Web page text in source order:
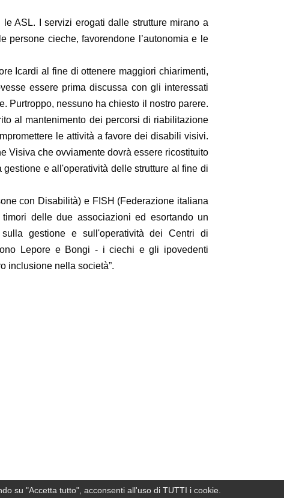
ASL. I servizi erogati dalle strutture mirano a
cieche, favorendone l’autonomia e le
Icardi al fine di ottenere maggiori chiarimenti,
essere prima discussa con gli interessati
Purtroppo, nessuno ha chiesto il nostro parere.
al mantenimento dei percorsi di riabilitazione
le attività a favore dei disabili visivi.
Visiva che ovviamente dovrà essere ricostituito
e all'operatività delle strutture al fine di
con Disabilità) e FISH (Federazione italiana
delle due associazioni ed esortando un
gestione e sull'operatività dei Centri di
Lepore e Bongi - i ciechi e gli ipovedenti
inclusione nella società”.
su "Accetta tutto", acconsenti all'uso di TUTTI i cookie.